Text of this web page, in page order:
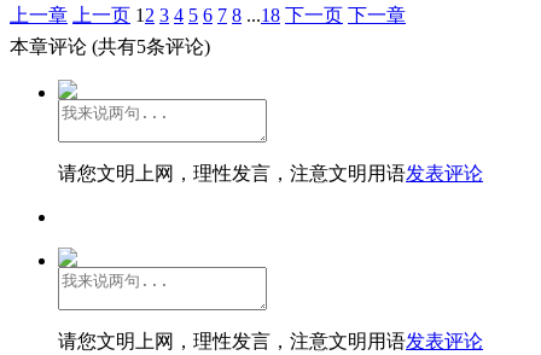
上一章
上一页 1 2 3 4 5 6 7 8 ...18 下一页 下一章
本章评论 (共有5条评论)
请您文明上网，理性发言，注意文明用语发表评论
请您文明上网，理性发言，注意文明用语发表评论